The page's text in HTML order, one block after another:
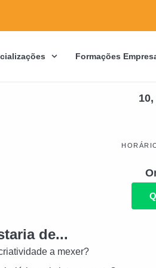
Formações
de...
a mexer?